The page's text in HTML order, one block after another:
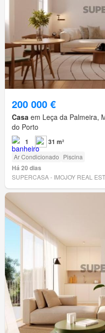
200 000 €
Casa em Leça da Palmeira,
do Porto
1 31 m²
Ar Condicionado Piscina
Há 20 dias
SUPERCASA - IMOJOY REAL